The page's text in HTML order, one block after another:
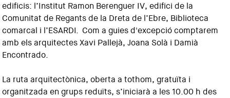
edificis: l’Institut Ramon Berenguer IV, edifici de la
Comunitat de Regants de la Dreta de l’Ebre, Biblioteca
comarcal i l’ESARDI. Com a guies d'excepció comptarem
amb els arquitectes Xavi Pallejà, Joana Solà i Damià
Encontrado.
La ruta arquitectònica, oberta a tothom, gratuïta i
organitzada en grups reduïts, s’iniciarà a les 10.00 h des